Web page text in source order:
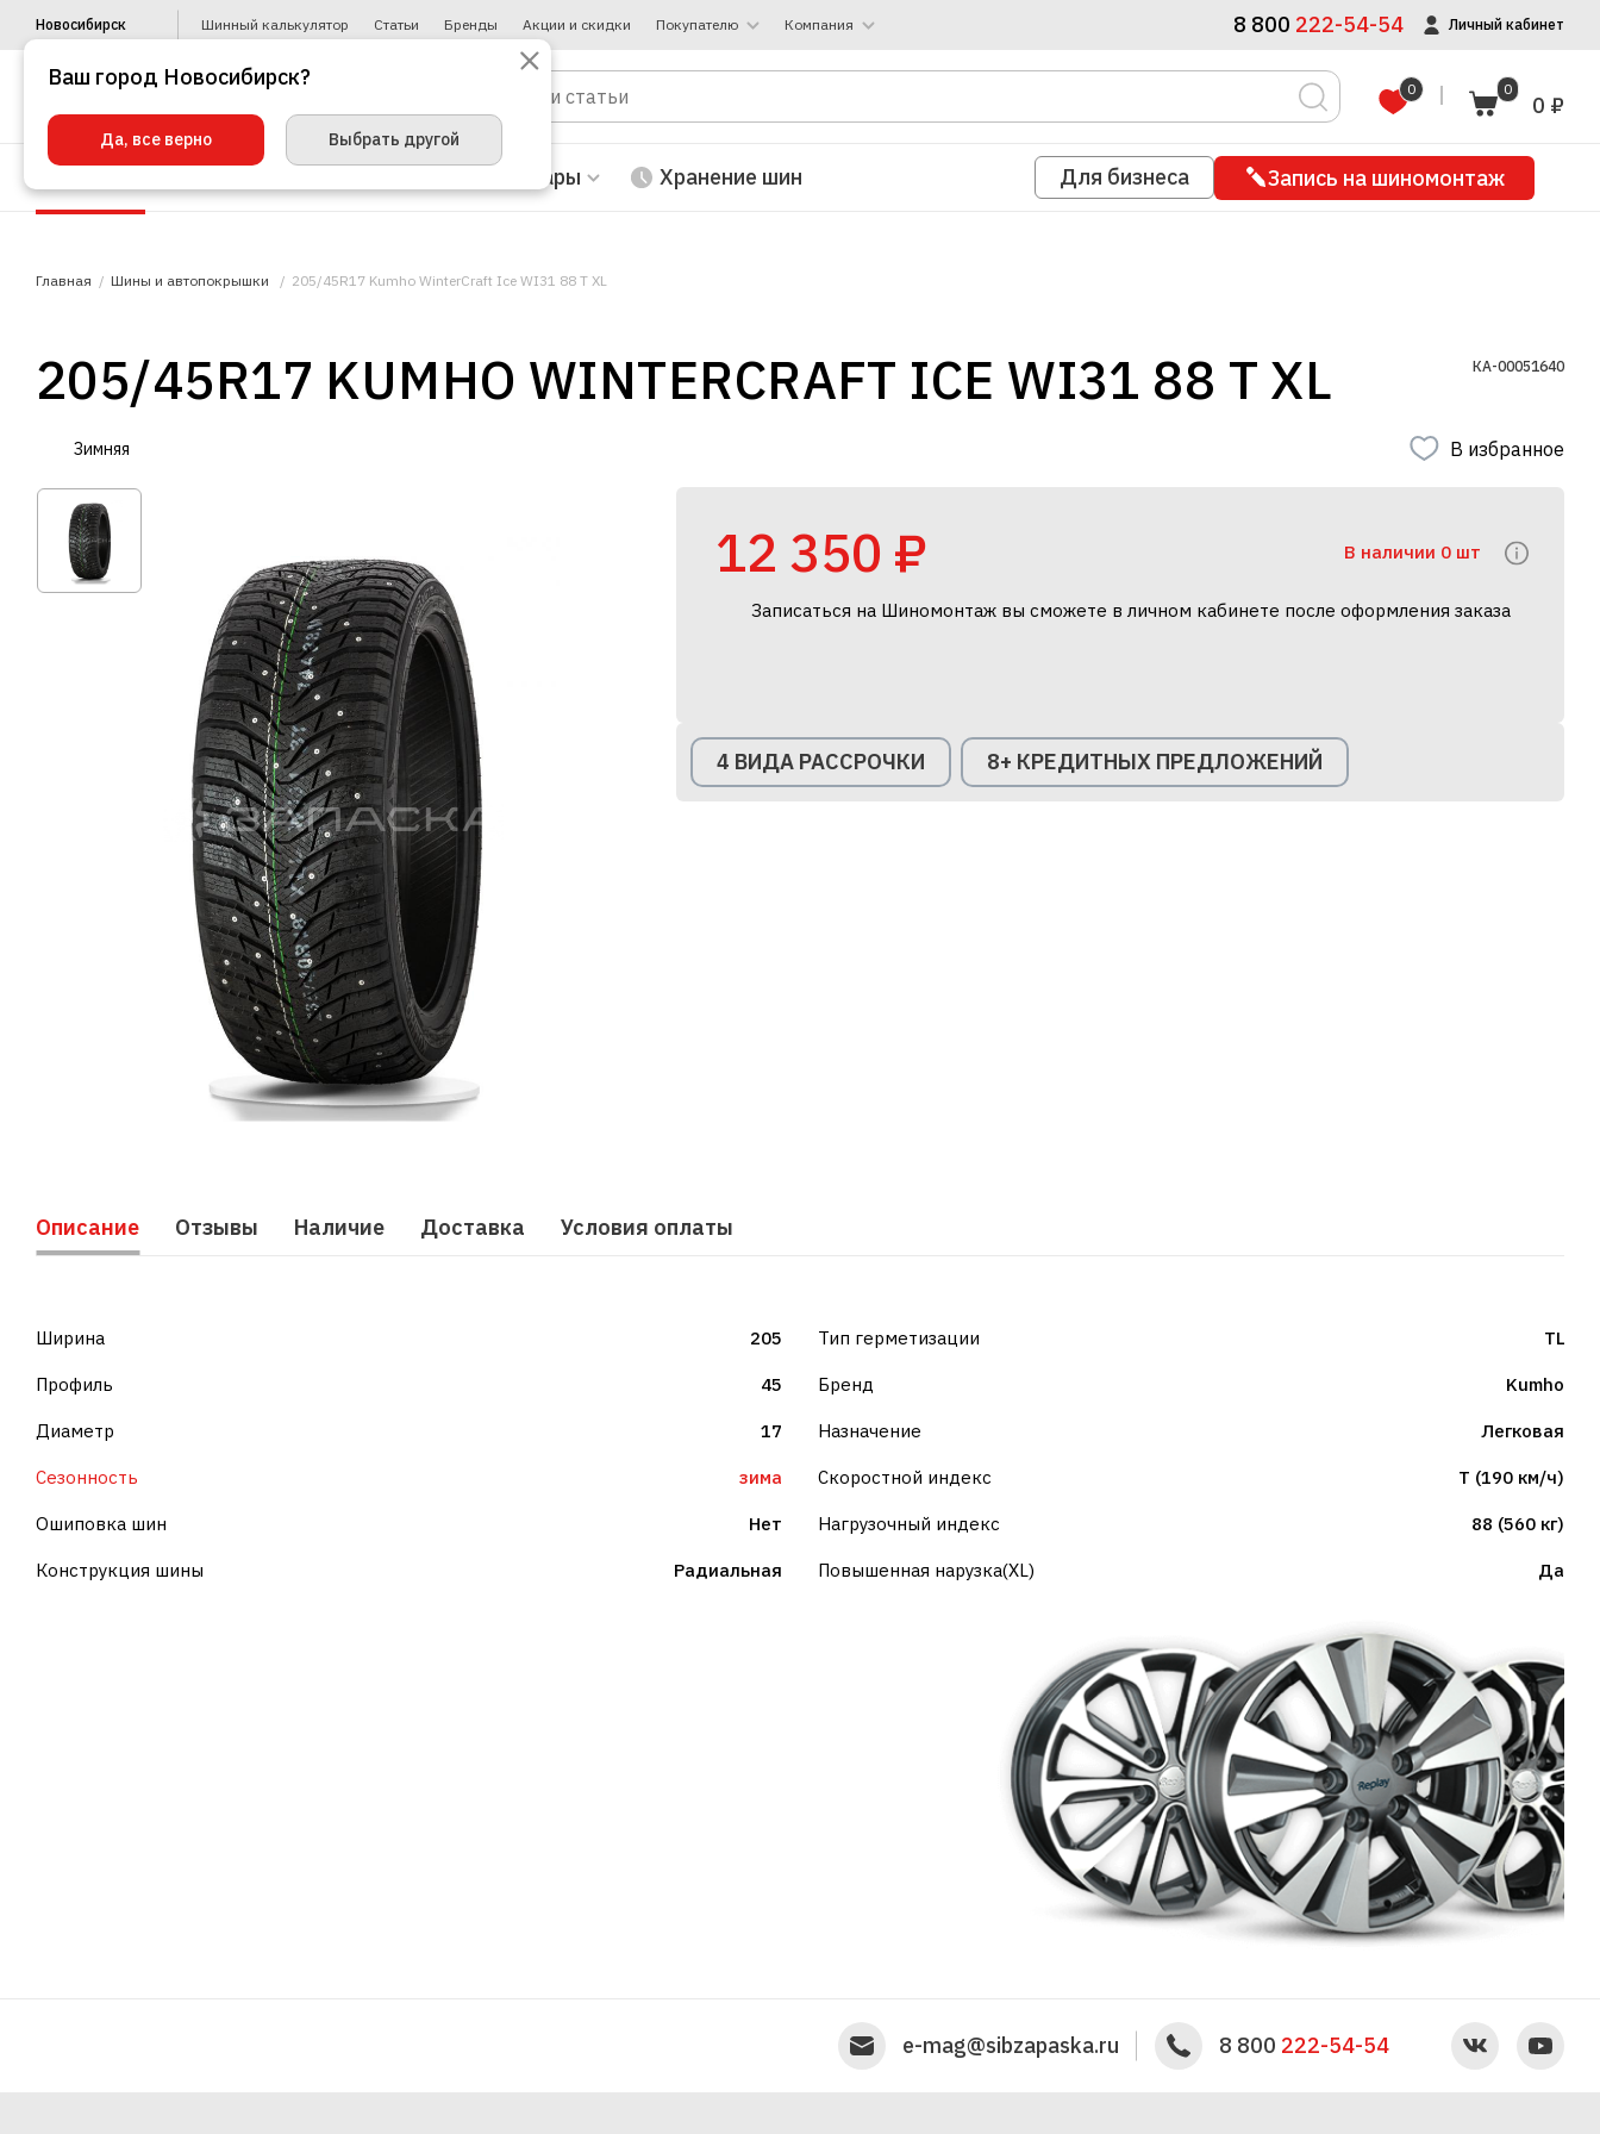
Новосибирск Шинный калькулятор Статьи Бренды Акции и скидки Покупателю Компания 8 800 222-54-54 Личный кабинет
0 0
0 ₽
Автотовары Хранение шин Для бизнеса Запись на шиномонтаж
Главная Шины и автопокрышки 205/45R17 Kumho WinterCraft Ice WI31 88 T XL
205/45R17 KUMHO WINTERCRAFT ICE WI31 88 T XL КА-00051640
Зимняя В избранное
12 350 ₽ В наличии 0 шт
Записаться на Шиномонтаж вы сможете в личном кабинете после оформления заказа
4 ВИДА РАССРОЧКИ 8+ КРЕДИТНЫХ ПРЕДЛОЖЕНИЙ
Описание Отзывы Наличие Доставка Условия оплаты
Ширина 205
Профиль 45
Диаметр 17
Сезонность зима
Ошиповка шин Нет
Конструкция шины Радиальная
Тип герметизации TL
Бренд Kumho
Назначение Легковая
Скоростной индекс T (190 км/ч)
Нагрузочный индекс 88 (560 кг)
Повышенная нарузка(XL) Да
e-mag@sibzapaska.ru 8 800 222-54-54
Ваш город Новосибирск?
Да, все верно Выбрать другой